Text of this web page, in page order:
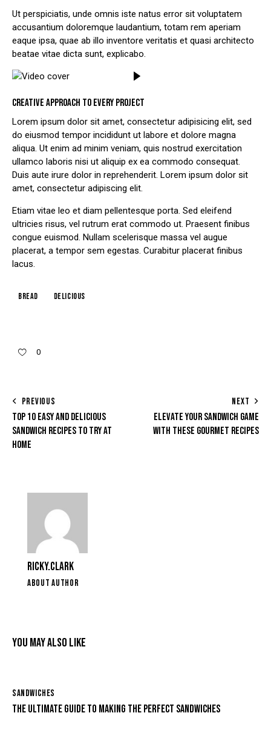
Ut perspiciatis, unde omnis iste natus error sit voluptatem
accusantium doloremque laudantium, totam rem aperiam
eaque ipsa, quae ab illo inventore veritatis et quasi architecto
beatae vitae dicta sunt, explicabo.
CREATIVE APPROACH TO EVERY PROJECT
Lorem ipsum dolor sit amet, consectetur adipisicing elit, sed
do eiusmod tempor incididunt ut labore et dolore magna
aliqua. Ut enim ad minim veniam, quis nostrud exercitation
ullamco laboris nisi ut aliquip ex ea commodo consequat.
Duis aute irure dolor in reprehenderit. Lorem ipsum dolor sit
amet, consectetur adipiscing elit.
Etiam vitae leo et diam pellentesque porta. Sed eleifend
ultricies risus, vel rutrum erat commodo ut. Praesent finibus
congue euismod. Nullam scelerisque massa vel augue
placerat, a tempor sem egestas. Curabitur placerat finibus
lacus.
Bread Delicious
0
POST
NAVIGATION
PREVIOUS
TOP 10 EASY AND DELICIOUS
SANDWICH RECIPES TO TRY AT
HOME
NEXT
ELEVATE YOUR SANDWICH GAME
WITH THESE GOURMET RECIPES
RICKY.CLARK
ABOUT AUTHOR
YOU MAY ALSO LIKE
SANDWICHES
THE ULTIMATE GUIDE TO MAKING THE PERFECT SANDWICHES